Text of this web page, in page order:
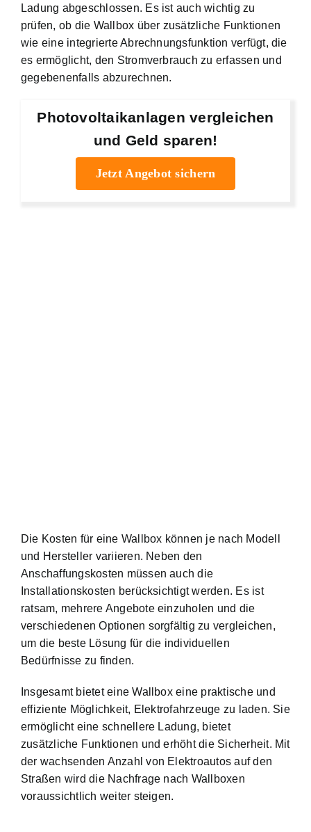
Ladung abgeschlossen. Es ist auch wichtig zu
prüfen, ob die Wallbox über zusätzliche Funktionen
wie eine integrierte Abrechnungsfunktion verfügt, die
es ermöglicht, den Stromverbrauch zu erfassen und
gegebenenfalls abzurechnen.
Photovoltaikanlagen vergleichen
und Geld sparen!
Jetzt Angebot sichern
Die Kosten für eine Wallbox können je nach Modell
und Hersteller variieren. Neben den
Anschaffungskosten müssen auch die
Installationskosten berücksichtigt werden. Es ist
ratsam, mehrere Angebote einzuholen und die
verschiedenen Optionen sorgfältig zu vergleichen,
um die beste Lösung für die individuellen
Bedürfnisse zu finden.
Insgesamt bietet eine Wallbox eine praktische und
effiziente Möglichkeit, Elektrofahrzeuge zu laden. Sie
ermöglicht eine schnellere Ladung, bietet
zusätzliche Funktionen und erhöht die Sicherheit. Mit
der wachsenden Anzahl von Elektroautos auf den
Straßen wird die Nachfrage nach Wallboxen
voraussichtlich weiter steigen.